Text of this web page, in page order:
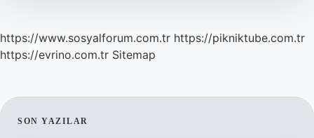
https://www.sosyalforum.com.tr https://pikniktube.com.tr
https://evrino.com.tr Sitemap
SIDEBAR
SON YAZILAR